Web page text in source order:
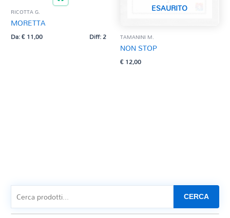
RICOTTA G.
MORETTA
Da:€11,00 Diff: 2
ESAURITO
TAMANINI M.
NON STOP
€12,00
CERCA